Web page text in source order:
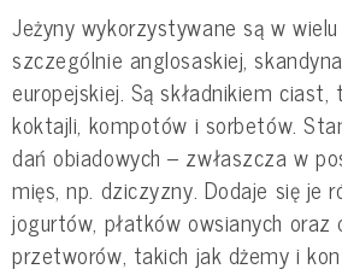
Jeżyny wykorzystywane są w
szczególnie anglosaskiej,
europejskiej. Są składnikiem
koktajli, kompotów i sorbetów.
dań obiadowych – zwłaszcza w
mięs, np. dziczyzny. Dodaje się je
jogurtów, płatków owsianych oraz
przetworów, takich jak dżemy i